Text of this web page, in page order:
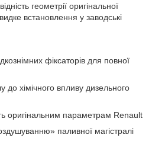
геометрії оригінальної
встановлення у заводські
фіксаторів для повної
до хімічного впливу дизельного
оригінальним параметрам Renault
паливної магістралі